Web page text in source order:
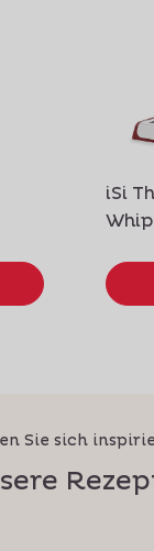
iSi
Whip
Sie sich